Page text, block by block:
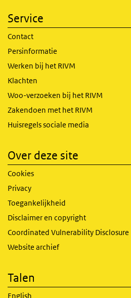
Service
Contact
Persinformatie
Werken bij het RIVM
Klachten
Woo-verzoeken bij het RIVM
Zakendoen met het RIVM
Huisregels sociale media
Over deze site
Cookies
Privacy
Toegankelijkheid
Disclaimer en copyright
Coordinated Vulnerability Disclosure
Website archief
Talen
English